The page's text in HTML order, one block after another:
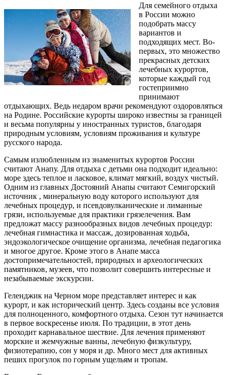
Для семейного отдыха
в России можно
подобрать массу
вариантов и
подходящих мест. Во-
первых, это множество
прекрасных детских
лечебных курортов,
которые каждый год
гостеприимно
принимают
отдыхающих. Ведь недаром врачи рекомендуют оздоровляться
на Родине. Российские курорты широко известны за границей
и весьма популярны у иностранных туристов, благодаря
природным условиям, условиям проживания и культуре
русского народа.
Самым излюбленным из знаменитых курортов России
считают Анапу. Для отдыха с детьми она подходит идеально:
море здесь теплое и ласковое, климат мягкий, воздух чистый.
Одним из главных Достояний Анапы считают Семигорский
источник , минеральную воду которого используют для
лечебных процедур, и псевдовулканические и лиманные
грязи, используемые для практики грязелечения. Вам
предложат массу разнообразных видов лечебных процедур:
лечебная гимнастика и массаж, дозированная ходьба,
эндоэкологическое очищение организма, лечебная педагогика
и многое другое. Кроме этого в Анапе масса
достопримечательностей, природных и археологических
памятников, музеев, что позволит совершить интересные и
незабываемые экскурсии.
Геленджик на Черном море представляет интерес и как
курорт, и как исторический центр. Здесь созданы все условия
для полноценного, комфортного отдыха. Сезон тут начинается
в первое воскресенье июля. По традиции, в этот день
проходит карнавальное шествие. Для лечения применяют
морские и жемчужные ванны, лечебную физкультуру,
физиотерапию, сон у моря и др. Много мест для активных
пеших прогулок по горным ущельям и тропам.